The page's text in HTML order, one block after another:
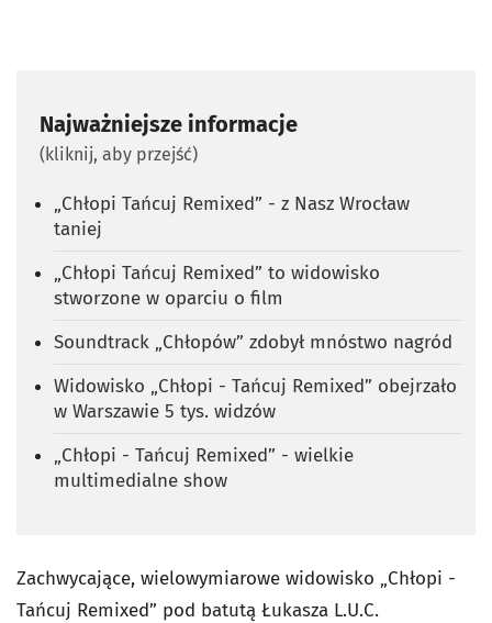
Najważniejsze informacje
(kliknij, aby przejść)
„Chłopi Tańcuj Remixed” - z Nasz Wrocław
taniej
„Chłopi Tańcuj Remixed” to widowisko
stworzone w oparciu o film
Soundtrack „Chłopów” zdobył mnóstwo nagród
Widowisko „Chłopi - Tańcuj Remixed” obejrzało
w Warszawie 5 tys. widzów
„Chłopi - Tańcuj Remixed” - wielkie
multimedialne show
Zachwycające, wielowymiarowe widowisko „Chłopi -
Tańcuj Remixed” pod batutą Łukasza L.U.C.